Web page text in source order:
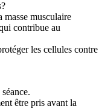
masse musculaire
contribue au
les cellules contre
être pris avant la